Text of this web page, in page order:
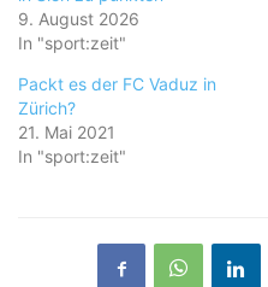
9. August 2026
In "sport:zeit"
Packt es der FC Vaduz in
Zürich?
21. Mai 2021
In "sport:zeit"